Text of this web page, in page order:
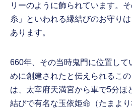
リーのように飾られています。
糸」といわれる縁結びのお守り
あります。
660年、その当時鬼門に位置して
めに創建されたと伝えられるこの
は、太宰府天満宮から車で5分ほ
結びで有名な玉依姫命（たまよ